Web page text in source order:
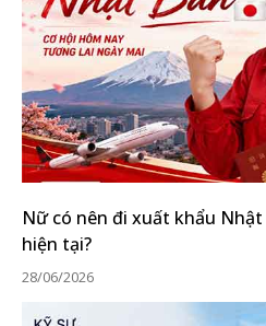
Nữ có nên đi xuất khẩu
hiện tại?
28/06/2026